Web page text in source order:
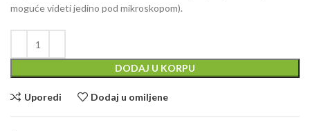
moguće videti jedino pod mikroskopom).
DODAJ U KORPU
Uporedi Dodaj u omiljene